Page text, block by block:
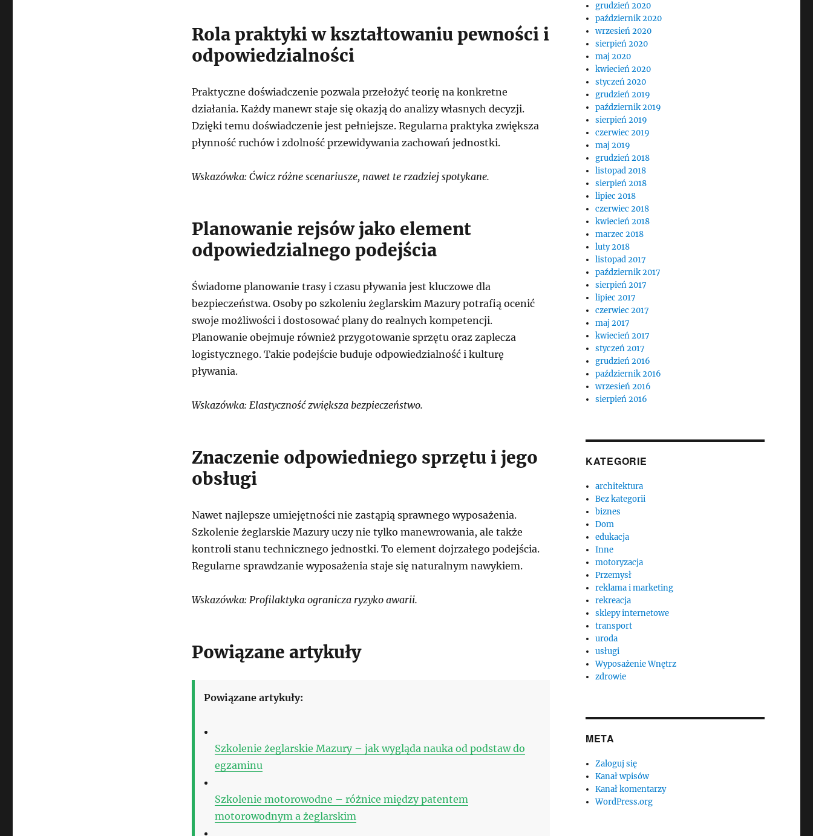
Rola praktyki w kształtowaniu pewności i
odpowiedzialności
Praktyczne doświadczenie pozwala przełożyć teorię na konkretne
działania. Każdy manewr staje się okazją do analizy własnych decyzji.
Dzięki temu doświadczenie jest pełniejsze. Regularna praktyka zwiększa
płynność ruchów i zdolność przewidywania zachowań jednostki.
Wskazówka: Ćwicz różne scenariusze, nawet te rzadziej spotykane.
Planowanie rejsów jako element
odpowiedzialnego podejścia
Świadome planowanie trasy i czasu pływania jest kluczowe dla
bezpieczeństwa. Osoby po szkoleniu żeglarskim Mazury potrafią ocenić
swoje możliwości i dostosować plany do realnych kompetencji.
Planowanie obejmuje również przygotowanie sprzętu oraz zaplecza
logistycznego. Takie podejście buduje odpowiedzialność i kulturę
pływania.
Wskazówka: Elastyczność zwiększa bezpieczeństwo.
Znaczenie odpowiedniego sprzętu i jego
obsługi
Nawet najlepsze umiejętności nie zastąpią sprawnego wyposażenia.
Szkolenie żeglarskie Mazury uczy nie tylko manewrowania, ale także
kontroli stanu technicznego jednostki. To element dojrzałego podejścia.
Regularne sprawdzanie wyposażenia staje się naturalnym nawykiem.
Wskazówka: Profilaktyka ogranicza ryzyko awarii.
Powiązane artykuły
Powiązane artykuły:
Szkolenie żeglarskie Mazury – jak wygląda nauka od podstaw do
egzaminu
Szkolenie motorowodne – różnice między patentem
motorowodnym a żeglarskim
grudzień 2020
październik 2020
wrzesień 2020
sierpień 2020
maj 2020
kwiecień 2020
styczeń 2020
grudzień 2019
październik 2019
sierpień 2019
czerwiec 2019
maj 2019
grudzień 2018
listopad 2018
sierpień 2018
lipiec 2018
czerwiec 2018
kwiecień 2018
marzec 2018
luty 2018
listopad 2017
październik 2017
sierpień 2017
lipiec 2017
czerwiec 2017
maj 2017
kwiecień 2017
styczeń 2017
grudzień 2016
październik 2016
wrzesień 2016
sierpień 2016
KATEGORIE
architektura
Bez kategorii
biznes
Dom
edukacja
Inne
motoryzacja
Przemysł
reklama i marketing
rekreacja
sklepy internetowe
transport
uroda
usługi
Wyposażenie Wnętrz
zdrowie
META
Zaloguj się
Kanał wpisów
Kanał komentarzy
WordPress.org